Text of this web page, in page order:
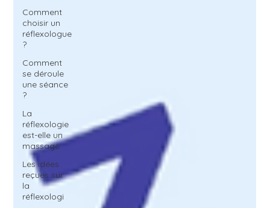
Comment
choisir un
réflexologue
?
Comment
se déroule
une séance
?
La
réflexologie
est-elle un
massage
Les idées
reçues sur
la
réflexologi